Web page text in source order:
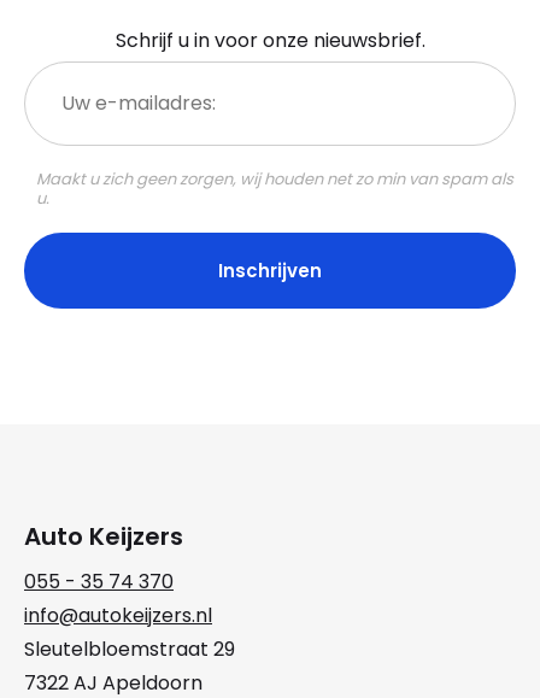
Schrijf u in voor onze nieuwsbrief.
Uw
e-
mailadres:
Maakt u zich geen zorgen, wij houden net zo min van spam als
u.
Auto Keijzers
055 - 35 74 370
info@autokeijzers.nl
Sleutelbloemstraat 29
7322 AJ Apeldoorn